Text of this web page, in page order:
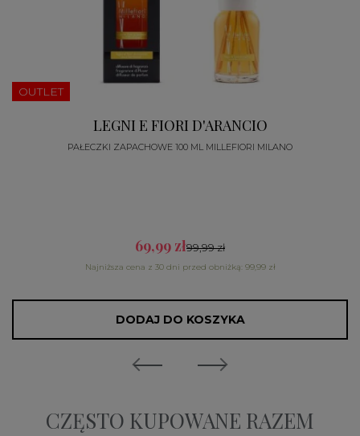
OUTLET
LEGNI E FIORI D'ARANCIO
PAŁECZKI ZAPACHOWE 100 ML MILLEFIORI MILANO
69,99 zł99,99 zł
Najniższa cena z 30 dni przed obniżką: 99,99 zł
DODAJ DO KOSZYKA
CZĘSTO KUPOWANE RAZEM